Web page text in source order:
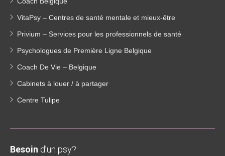
VitaPsy – Centres de santé mentale et mieux-être
Privium – Services pour les professionnels de santé
Psychologues de Première Ligne Belgique
Coach De Vie – Belgique
Cabinets à louer / à partager
Centre Tulipe
Besoin d’un psy?